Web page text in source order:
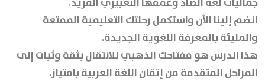
انضم إلينا الآن واستكمل رحلتك التعليمية الممتعة
والمليئة بالمعرفة اللغوية الجديدة.
هذا الدرس هو مفتاحك الذهبي للانتقال بثقة وثبات إلى
المراحل المتقدمة من إتقان اللغة العربية بامتياز.